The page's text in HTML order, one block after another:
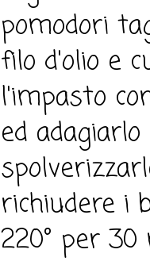
pomodori
filo d'olio e
l'impasto
ed
richiudere i
220° per